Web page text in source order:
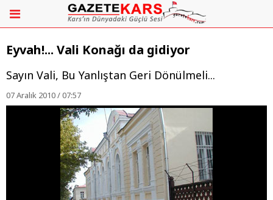
Eyvah!... Vali Konağı da gidiyor
Sayın Vali, Bu Yanlıştan Geri Dönülmeli...
07 Aralık 2010 / 07:57